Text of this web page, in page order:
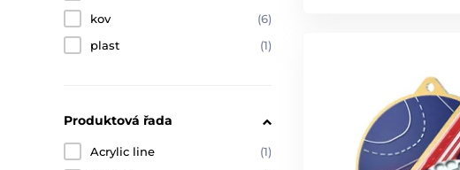
kov
(6)
plast
(1)
Produktová řada
Acrylic line
(1)